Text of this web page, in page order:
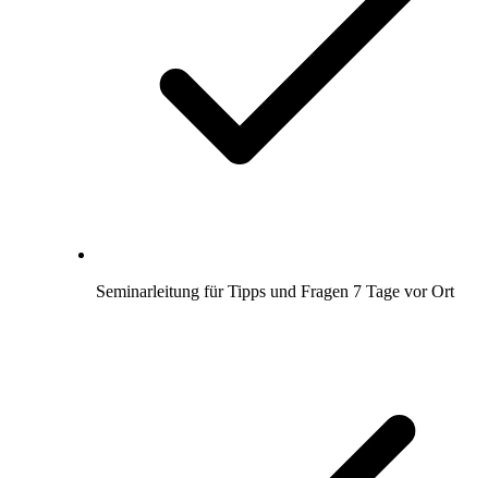
Seminarleitung für Tipps und Fragen 7 Tage vor Ort